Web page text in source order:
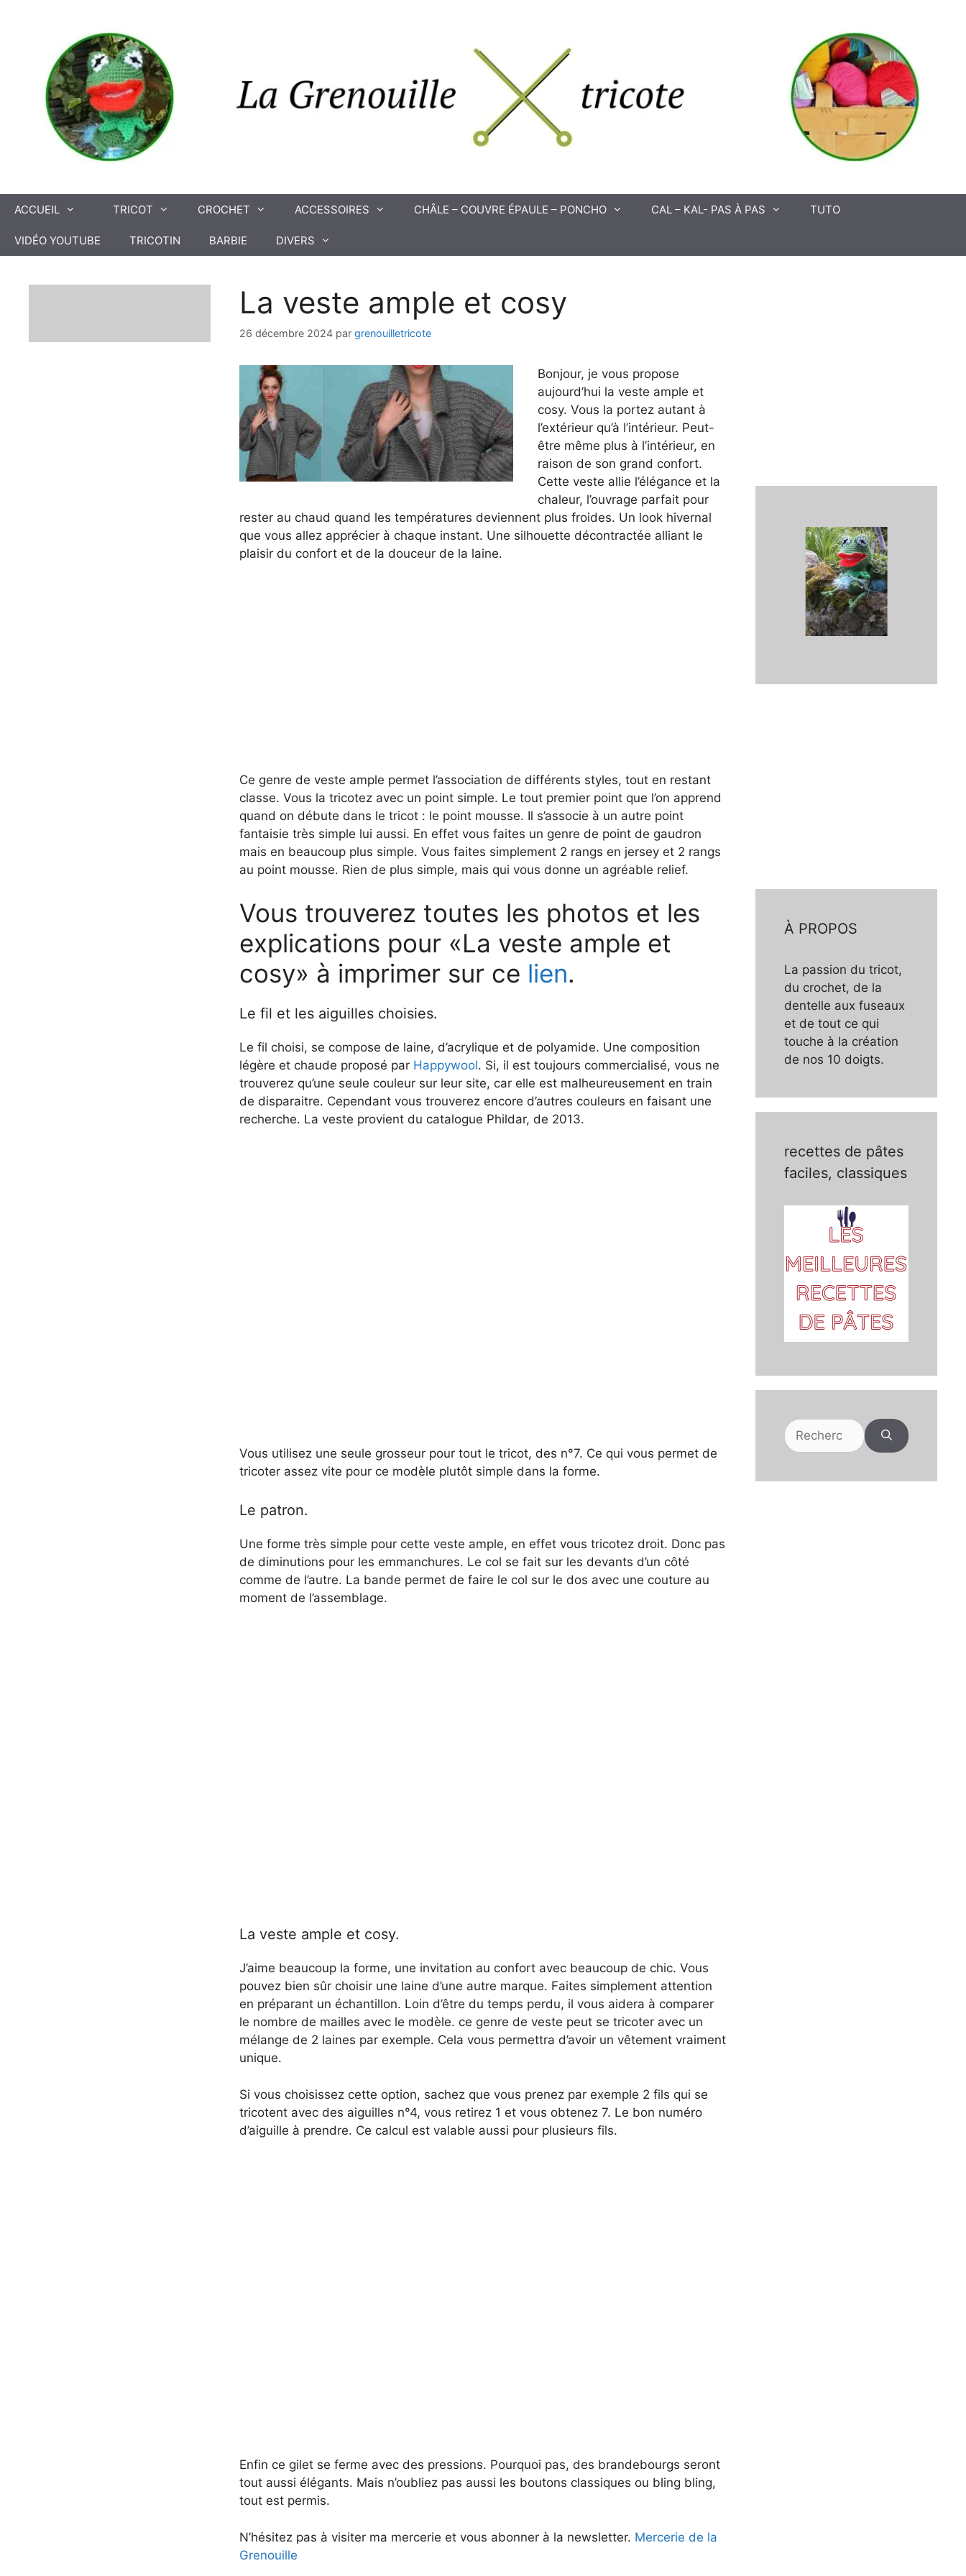
ACCUEIL TRICOT CROCHET ACCESSOIRES CHÂLE – COUVRE ÉPAULE – PONCHO CAL – KAL- PAS À PAS TUTO
VIDÉO YOUTUBE TRICOTIN BARBIE DIVERS
La veste ample et cosy
26 décembre 2024 par grenouilletricote
Bonjour, je vous propose
aujourd’hui la veste ample et
cosy. Vous la portez autant à
l’extérieur qu’à l’intérieur. Peut-
être même plus à l’intérieur, en
raison de son grand confort.
Cette veste allie l’élégance et la
chaleur, l’ouvrage parfait pour
rester au chaud quand les températures deviennent plus froides. Un look hivernal
que vous allez apprécier à chaque instant. Une silhouette décontractée alliant le
plaisir du confort et de la douceur de la laine.
Ce genre de veste ample permet l’association de différents styles, tout en restant
classe. Vous la tricotez avec un point simple. Le tout premier point que l’on apprend
quand on débute dans le tricot : le point mousse. Il s’associe à un autre point
fantaisie très simple lui aussi. En effet vous faites un genre de point de gaudron
mais en beaucoup plus simple. Vous faites simplement 2 rangs en jersey et 2 rangs
au point mousse. Rien de plus simple, mais qui vous donne un agréable relief.
Vous trouverez toutes les photos et les
explications pour «La veste ample et
cosy» à imprimer sur ce lien.
Le fil et les aiguilles choisies.
Le fil choisi, se compose de laine, d’acrylique et de polyamide. Une composition
légère et chaude proposé par Happywool. Si, il est toujours commercialisé, vous ne
trouverez qu’une seule couleur sur leur site, car elle est malheureusement en train
de disparaitre. Cependant vous trouverez encore d’autres couleurs en faisant une
recherche. La veste provient du catalogue Phildar, de 2013.
Vous utilisez une seule grosseur pour tout le tricot, des n°7. Ce qui vous permet de
tricoter assez vite pour ce modèle plutôt simple dans la forme.
Le patron.
Une forme très simple pour cette veste ample, en effet vous tricotez droit. Donc pas
de diminutions pour les emmanchures. Le col se fait sur les devants d’un côté
comme de l’autre. La bande permet de faire le col sur le dos avec une couture au
moment de l’assemblage.
La veste ample et cosy.
J’aime beaucoup la forme, une invitation au confort avec beaucoup de chic. Vous
pouvez bien sûr choisir une laine d’une autre marque. Faites simplement attention
en préparant un échantillon. Loin d’être du temps perdu, il vous aidera à comparer
le nombre de mailles avec le modèle. ce genre de veste peut se tricoter avec un
mélange de 2 laines par exemple. Cela vous permettra d’avoir un vêtement vraiment
unique.
Si vous choisissez cette option, sachez que vous prenez par exemple 2 fils qui se
tricotent avec des aiguilles n°4, vous retirez 1 et vous obtenez 7. Le bon numéro
d’aiguille à prendre. Ce calcul est valable aussi pour plusieurs fils.
Enfin ce gilet se ferme avec des pressions. Pourquoi pas, des brandebourgs seront
tout aussi élégants. Mais n’oubliez pas aussi les boutons classiques ou bling bling,
tout est permis.
N’hésitez pas à visiter ma mercerie et vous abonner à la newsletter. Mercerie de la
Grenouille
À PROPOS
La passion du tricot,
du crochet, de la
dentelle aux fuseaux
et de tout ce qui
touche à la création
de nos 10 doigts.
recettes de pâtes
faciles, classiques
Rechercher :